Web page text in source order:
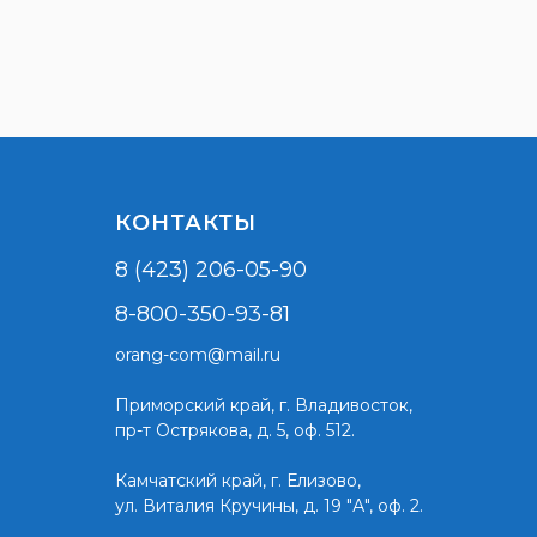
КОНТАКТЫ
8 (423) 206-05-90
8-800-350-93-81
orang-com@mail.ru
Приморский край, г. Владивосток,
пр-т Острякова, д. 5, оф. 512.
Камчатский край, г. Елизово,
ул. Виталия Кручины, д. 19 "А", оф. 2.